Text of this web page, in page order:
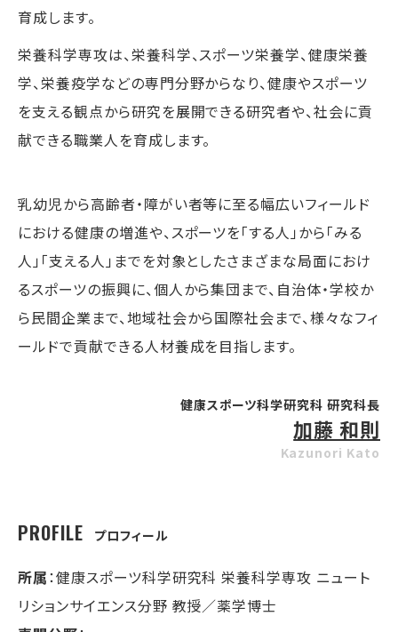
育成します。
栄養科学専攻は、栄養科学、スポーツ栄養学、健康栄養
学、栄養疫学などの専門分野からなり、健康やスポーツ
を支える観点から研究を展開できる研究者や、社会に貢
献できる職業人を育成します。
乳幼児から高齢者・障がい者等に至る幅広いフィールド
における健康の増進や、スポーツを「する人」から「みる
人」「支える人」までを対象としたさまざまな局面におけ
るスポーツの振興に、個人から集団まで、自治体・学校か
ら民間企業まで、地域社会から国際社会まで、様々なフィ
ールドで貢献できる人材養成を目指します。
健康スポーツ科学研究科 研究科長
加藤 和則
Kazunori Kato
PROFILE プロフィール
所属：健康スポーツ科学研究科 栄養科学専攻 ニュート
リションサイエンス分野 教授／薬学博士